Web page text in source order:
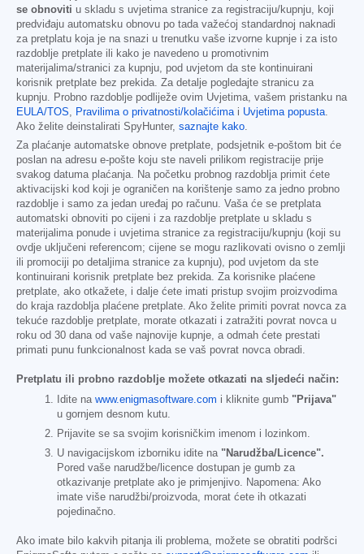
se obnoviti u skladu s uvjetima stranice za registraciju/kupnju, koji
predviđaju automatsku obnovu po tada važećoj standardnoj naknadi
za pretplatu koja je na snazi u trenutku vaše izvorne kupnje i za isto
razdoblje pretplate ili kako je navedeno u promotivnim
materijalima/stranici za kupnju, pod uvjetom da ste kontinuirani
korisnik pretplate bez prekida. Za detalje pogledajte stranicu za
kupnju. Probno razdoblje podliježe ovim Uvjetima, vašem pristanku na
EULA/TOS, Pravilima o privatnosti/kolačićimai Uvjetima popusta.
Ako želite deinstalirati SpyHunter, saznajte kako.
Za plaćanje automatske obnove pretplate, podsjetnik e-poštom bit će
poslan na adresu e-pošte koju ste naveli prilikom registracije prije
svakog datuma plaćanja. Na početku probnog razdoblja primit ćete
aktivacijski kod koji je ograničen na korištenje samo za jedno probno
razdoblje i samo za jedan uređaj po računu. Vaša će se pretplata
automatski obnoviti po cijeni i za razdoblje pretplate u skladu s
materijalima ponude i uvjetima stranice za registraciju/kupnju (koji su
ovdje uključeni referencom; cijene se mogu razlikovati ovisno o zemlji
ili promociji po detaljima stranice za kupnju), pod uvjetom da ste
kontinuirani korisnik pretplate bez prekida. Za korisnike plaćene
pretplate, ako otkažete, i dalje ćete imati pristup svojim proizvodima
do kraja razdoblja plaćene pretplate. Ako želite primiti povrat novca za
tekuće razdoblje pretplate, morate otkazati i zatražiti povrat novca u
roku od 30 dana od vaše najnovije kupnje, a odmah ćete prestati
primati punu funkcionalnost kada se vaš povrat novca obradi.
Pretplatu ili probno razdoblje možete otkazati na sljedeći način:
Idite na www.enigmasoftware.com i kliknite gumb "Prijava"
u gornjem desnom kutu.
Prijavite se sa svojim korisničkim imenom i lozinkom.
U navigacijskom izborniku idite na "Narudžba/Licence".
Pored vaše narudžbe/licence dostupan je gumb za
otkazivanje pretplate ako je primjenjivo. Napomena: Ako
imate više narudžbi/proizvoda, morat ćete ih otkazati
pojedinačno.
Ako imate bilo kakvih pitanja ili problema, možete se obratiti podršci